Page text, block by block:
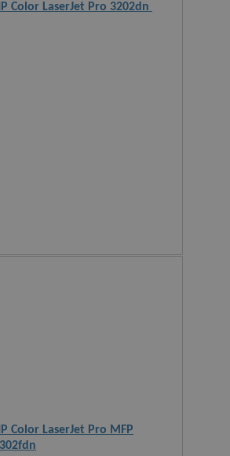
Color LaserJet Pro 3202dn
Color LaserJet Pro MFP